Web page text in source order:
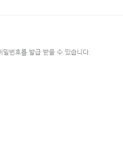
번호를 발급 받을 수 있습니다.